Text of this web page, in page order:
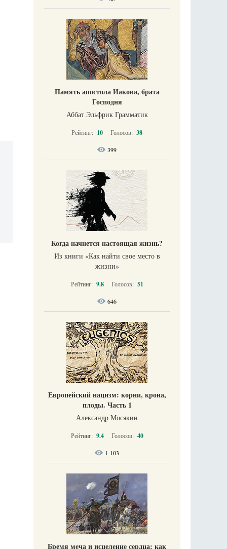
Память апостола Иакова, брата
Господня
Аббат Эльфрик Грамматик
Рейтинг: 10 Голосов: 38
399
Когда начнется настоящая жизнь?
Из книги «Как найти свое место в
жизни​»
Рейтинг: 9.8 Голосов: 51
646
Европейский нацизм: корни, крона,
плоды. Часть 1
Александр Мосякин
Рейтинг: 9.4 Голосов: 40
1 103
Бремя меча и исцеление сердца: как